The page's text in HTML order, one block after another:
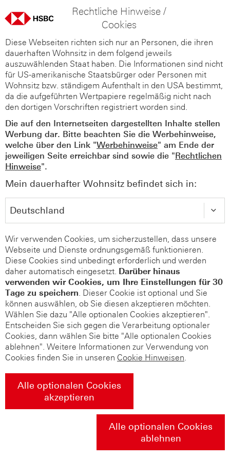
Rechtliche Hinweise /
Cookies
Diese Webseiten richten sich nur an Personen, die ihren
dauerhaften Wohnsitz in dem folgend jeweils
auszuwählenden Staat haben. Die Informationen sind nicht
für US-amerikanische Staatsbürger oder Personen mit
Wohnsitz bzw. ständigem Aufenthalt in den USA bestimmt,
da die aufgeführten Wertpapiere regelmäßig nicht nach
den dortigen Vorschriften registriert worden sind.
Die auf den Internetseiten dargestellten Inhalte stellen
Werbung dar. Bitte beachten Sie die Werbehinweise,
welche über den Link "Werbehinweise" am Ende der
jeweiligen Seite erreichbar sind sowie die "Rechtlichen
Hinweise".
Mein dauerhafter Wohnsitz befindet sich in:
Wir verwenden Cookies, um sicherzustellen, dass unsere
Webseite und Dienste ordnungsgemäß funktionieren.
Diese Cookies sind unbedingt erforderlich und werden
daher automatisch eingesetzt. Darüber hinaus
verwenden wir Cookies, um Ihre Einstellungen für 30
Tage zu speichern. Dieser Cookie ist optional und Sie
können auswählen, ob Sie diesen akzeptieren möchten.
Wählen Sie dazu "Alle optionalen Cookies akzeptieren".
Entscheiden Sie sich gegen die Verarbeitung optionaler
Cookies, dann wählen Sie bitte "Alle optionalen Cookies
ablehnen". Weitere Informationen zur Verwendung von
Cookies finden Sie in unseren Cookie Hinweisen.
Alle optionalen Cookies
akzeptieren
Alle optionalen Cookies
ablehnen